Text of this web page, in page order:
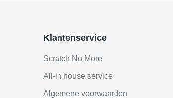
Klantenservice
Scratch No More
All-in house service
Algemene voorwaarden